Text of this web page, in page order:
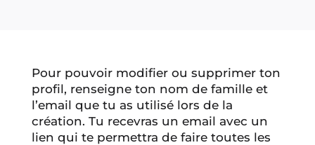
Pour pouvoir modifier ou supprimer ton
profil, renseigne ton nom de famille et
l’email que tu as utilisé lors de la
création. Tu recevras un email avec un
lien qui te permettra de faire toutes les